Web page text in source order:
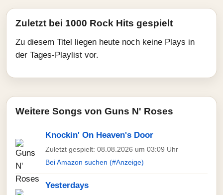
Zuletzt bei 1000 Rock Hits gespielt
Zu diesem Titel liegen heute noch keine Plays in
der Tages-Playlist vor.
Weitere Songs von Guns N' Roses
Knockin' On Heaven's Door
Zuletzt gespielt: 08.08.2026 um 03:09 Uhr
Bei Amazon suchen (#Anzeige)
Yesterdays